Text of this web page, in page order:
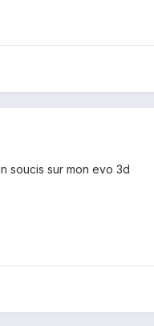
soucis sur mon evo 3d